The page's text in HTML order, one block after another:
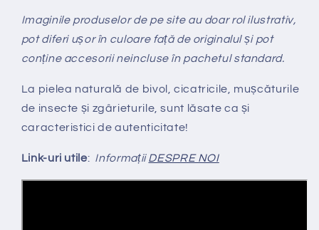
Imaginile produselor de pe site au doar rol ilustrativ,
pot diferi ușor în culoare față de originalul și pot
conține accesorii neincluse în pachetul standard.
La pielea naturală de bivol, cicatricile, mușcăturile
de insecte și zgârieturile, sunt lăsate ca și
caracteristici de autenticitate!
Link-uri utile: InformațiiDESPRE NOI